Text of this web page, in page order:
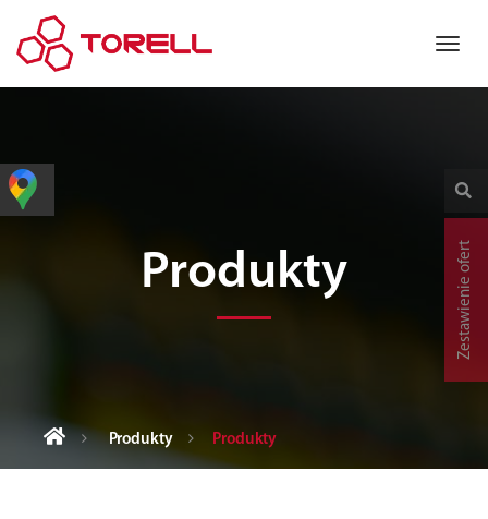
Produkty
Produkty Produkty
Zestawienie ofert